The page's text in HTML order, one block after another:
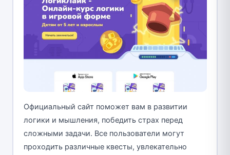
Официальный сайт поможет вам в развитии
логики и мышления, победить страх перед
сложными задачи. Все пользователи могут
проходить различные квесты, увлекательно